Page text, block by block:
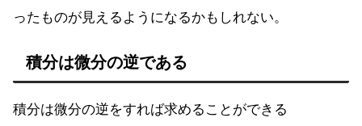
ったものが見えるようになるかもしれない。
積分は微分の逆である
積分は微分の逆をすれば求めることができる